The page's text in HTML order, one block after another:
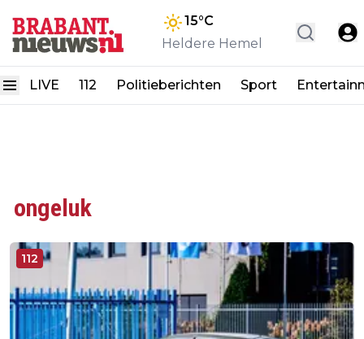
15°C
Heldere Hemel
LIVE 112 Politieberichten Sport
ongeluk
112